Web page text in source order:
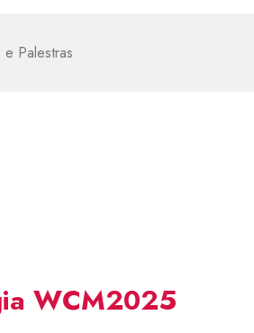
Palestras
WCM2025